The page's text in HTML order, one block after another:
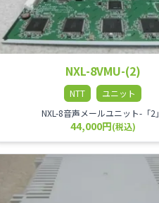
NXL-8VMU-(2)
NTT
ユニット
NXL-8音声メールユニット-「2」
44,000円(税込)